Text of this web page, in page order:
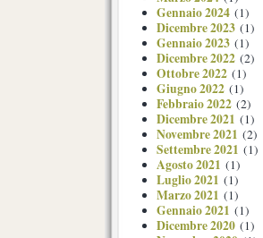
Gennaio 2024 (1)
Dicembre 2023 (1)
Gennaio 2023 (1)
Dicembre 2022 (2)
Ottobre 2022 (1)
Giugno 2022 (1)
Febbraio 2022 (2)
Dicembre 2021 (1)
Novembre 2021 (2)
Settembre 2021 (1)
Agosto 2021 (1)
Luglio 2021 (1)
Marzo 2021 (1)
Gennaio 2021 (1)
Dicembre 2020 (1)